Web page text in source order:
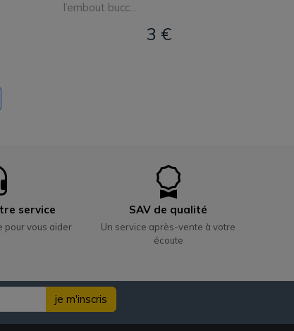
l’embout bucc...
3 €
service
pour vous aider
SAV de qualité
Un service après-vente à votre
écoute
je m'inscris